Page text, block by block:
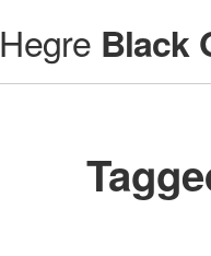
Hegre Black